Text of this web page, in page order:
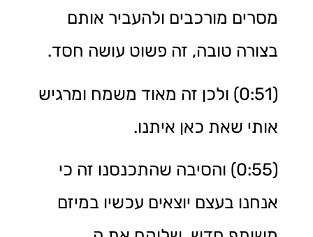
מסרים מורכבים ולהעביר אותם
בצורה טובה, זה פשוט עושה חסד.
(0:51) ולכן זה מאוד משמח ומרגיש
אותי שאת כאן איתנו.
(0:55) והסיבה שהתכנסנו זה כי
אנחנו בעצם יוצאים עכשיו במיזם